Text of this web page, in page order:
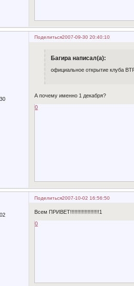
Поделиться2007-09-30 20:40:10
Багира написал(а):
официальное открытие клуба
А почему именно 1 декабря?
0
Поделиться2007-10-02 16:56:50
Всем ПРИВЕТ!!!!!!!!!!!!!!!!!!!!1
0